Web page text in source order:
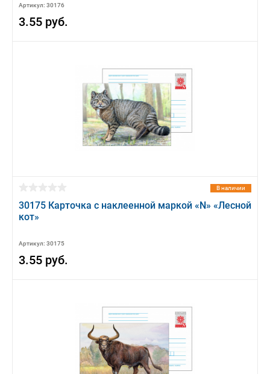
Артикул: 30176
3.55 руб.
В наличии
30175 Карточка с наклеенной маркой «N» «Лесной
кот»
Артикул: 30175
3.55 руб.